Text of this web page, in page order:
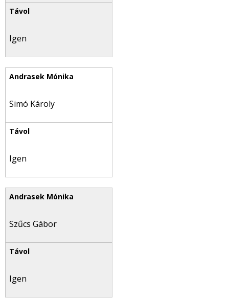
Igen
Simó Károly
Igen
Szűcs Gábor
Igen